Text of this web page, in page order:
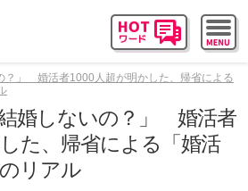
？」 婚活者1000人超が明かした、帰省による
婚しないの？」 婚活者
た、帰省による「婚活
リアル